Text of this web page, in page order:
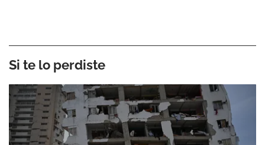
Si te lo perdiste